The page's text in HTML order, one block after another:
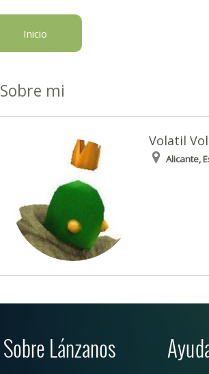
Inicio
Sobre mi
Volatil
Alicante,
Sobre Lánzanos